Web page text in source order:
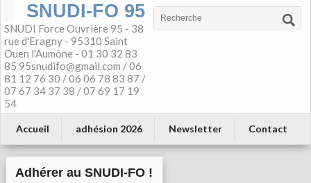
SNUDI-FO 95
SNUDI Force Ouvrière 95 - 38
rue d'Eragny - 95310 Saint
Ouen l'Aumône - 01 30 32 83
85 95snudifo@gmail.com / 06
81 12 76 30 / 06 06 78 83 87 /
07 67 34 37 38 / 07 69 17 19
54
Accueil adhésion 2026 Newsletter Contact
Adhérer au SNUDI-FO !